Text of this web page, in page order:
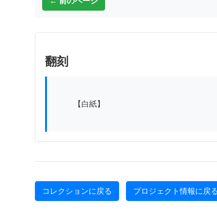
翻刻
コレクションに戻る プロジェクト情報に戻る